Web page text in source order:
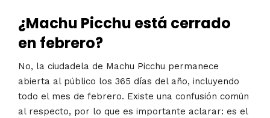
¿Machu Picchu está cerrado
en febrero?
No, la ciudadela de Machu Picchu permanece
abierta al público los 365 días del año, incluyendo
todo el mes de febrero. Existe una confusión común
al respecto, por lo que es importante aclarar: es el